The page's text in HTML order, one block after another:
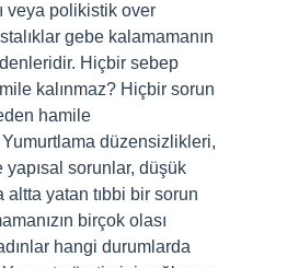
veya polikistik over
gebe kalamamanın
Hiçbir sebep
kalınmaz? Hiçbir sorun
hamile
Yumurtlama düzensizlikleri,
sorunlar, düşük
altta yatan tıbbi bir sorun
birçok olası
hangi durumlarda